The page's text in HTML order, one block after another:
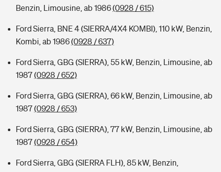
Benzin, Limousine, ab 1986(0928 / 615)
Ford Sierra, BNE 4 (SIERRA/4X4 KOMBI), 110 kW, Benzin,
Kombi, ab 1986(0928 / 637)
Ford Sierra, GBG (SIERRA), 55 kW, Benzin, Limousine, ab
1987(0928 / 652)
Ford Sierra, GBG (SIERRA), 66 kW, Benzin, Limousine, ab
1987(0928 / 653)
Ford Sierra, GBG (SIERRA), 77 kW, Benzin, Limousine, ab
1987(0928 / 654)
Ford Sierra, GBG (SIERRA FLH), 85 kW, Benzin,